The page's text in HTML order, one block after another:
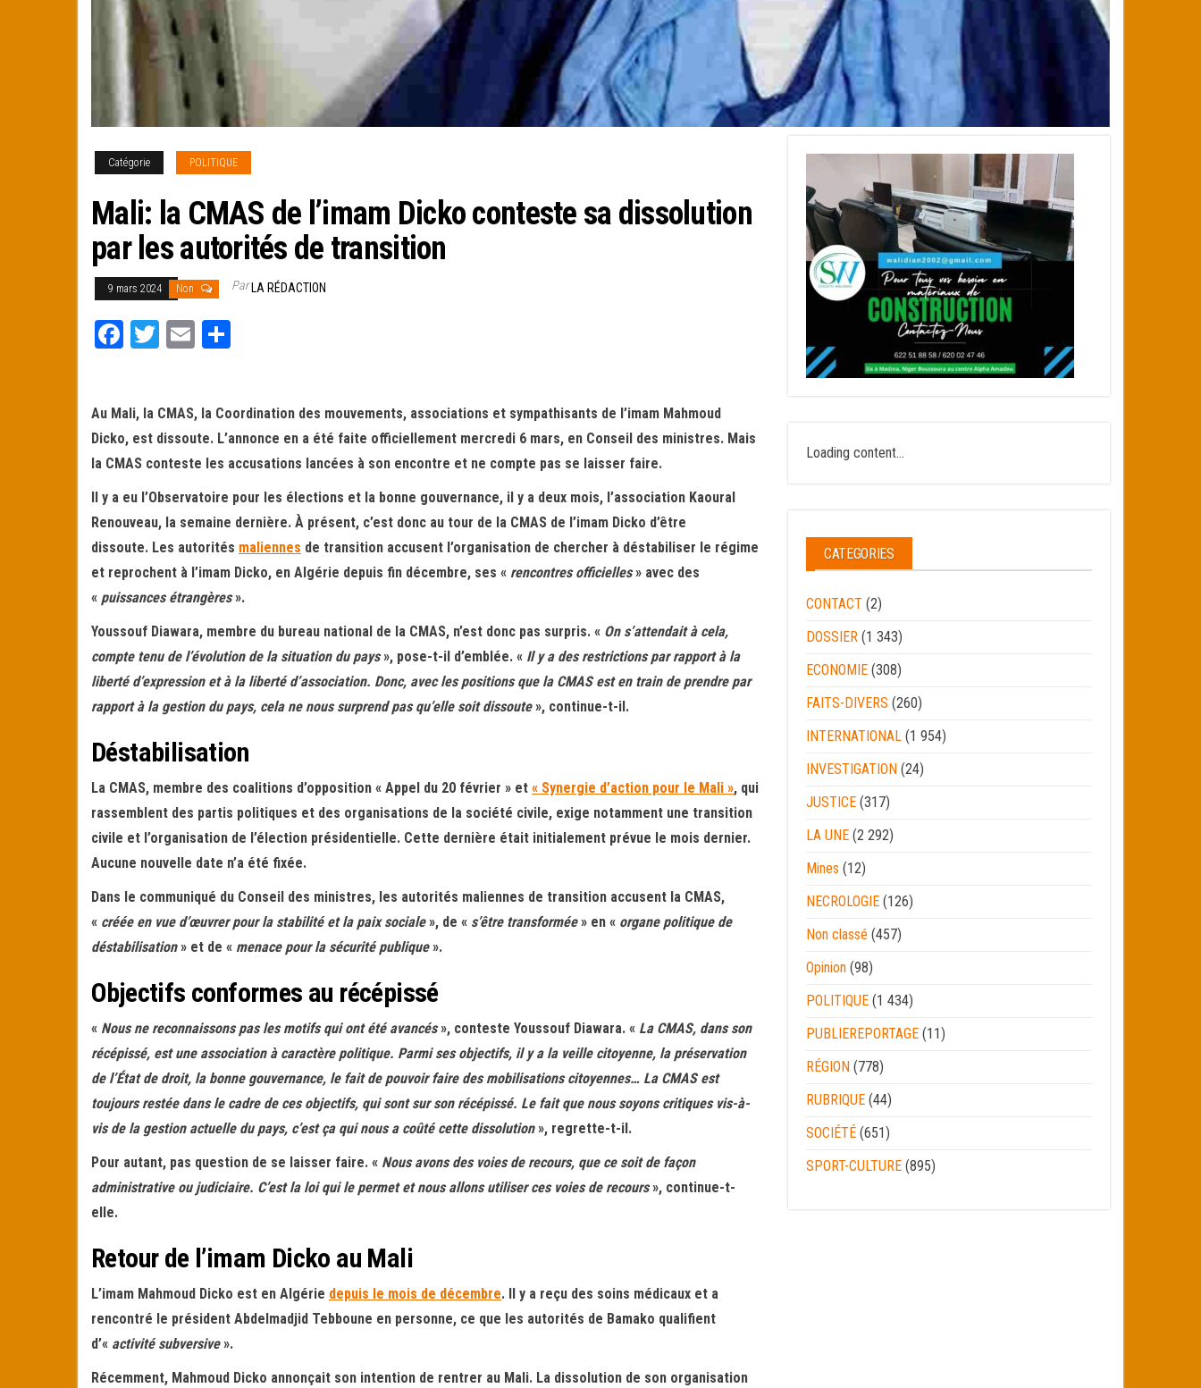
Catégorie POLITIQUE
Mali: la CMAS de l’imam Dicko conteste sa dissolution
par les autorités de transition
9 mars 2024 Non ParLA RÉDACTION
Fa
ok
T
er
E
er
Au Mali, la CMAS, la Coordination des mouvements, associations et sympathisants de l’imam Mahmoud
Dicko, est dissoute. L’annonce en a été faite officiellement mercredi 6 mars, en Conseil des ministres. Mais
la CMAS conteste les accusations lancées à son encontre et ne compte pas se laisser faire.
Il y a eu l’Observatoire pour les élections et la bonne gouvernance, il y a deux mois, l’association Kaoural
Renouveau, la semaine dernière. À présent, c’est donc au tour de la CMAS de l’imam Dicko d’être
dissoute. Les autorités maliennes de transition accusent l’organisation de chercher à déstabiliser le régime
et reprochent à l’imam Dicko, en Algérie depuis fin décembre, ses « rencontres officielles» avec des
« puissances étrangères».
Youssouf Diawara, membre du bureau national de la CMAS, n’est donc pas surpris. « On s’attendait à cela,
compte tenu de l’évolution de la situation du pays», pose-t-il d’emblée. « Il y a des restrictions par rapport à la
liberté d’expression et à la liberté d’association. Donc, avec les positions que la CMAS est en train de prendre par
rapport à la gestion du pays, cela ne nous surprend pas qu’elle soit dissoute», continue-t-il.
Déstabilisation
La CMAS, membre des coalitions d’opposition « Appel du 20 février » et « Synergie d’action pour le Mali », qui
rassemblent des partis politiques et des organisations de la société civile, exige notamment une transition
civile et l’organisation de l’élection présidentielle. Cette dernière était initialement prévue le mois dernier.
Aucune nouvelle date n’a été fixée.
Dans le communiqué du Conseil des ministres, les autorités maliennes de transition accusent la CMAS,
« créée en vue d’œuvrer pour la stabilité et la paix sociale», de « s’être transformée» en « organe politique de
déstabilisation» et de « menace pour la sécurité publique».
Objectifs conformes au récépissé
« Nous ne reconnaissons pas les motifs qui ont été avancés», conteste Youssouf Diawara. « La CMAS, dans son
récépissé, est une association à caractère politique. Parmi ses objectifs, il y a la veille citoyenne, la préservation
de l’État de droit, la bonne gouvernance, le fait de pouvoir faire des mobilisations citoyennes… La CMAS est
toujours restée dans le cadre de ces objectifs, qui sont sur son récépissé. Le fait que nous soyons critiques vis-à-
vis de la gestion actuelle du pays, c’est ça qui nous a coûté cette dissolution», regrette-t-il.
Pour autant, pas question de se laisser faire. « Nous avons des voies de recours, que ce soit de façon
administrative ou judiciaire. C’est la loi qui le permet et nous allons utiliser ces voies de recours», continue-t-
elle.
Retour de l’imam Dicko au Mali
L’imam Mahmoud Dicko est en Algérie depuis le mois de décembre. Il y a reçu des soins médicaux et a
rencontré le président Abdelmadjid Tebboune en personne, ce que les autorités de Bamako qualifient
d’« activité subversive».
Récemment, Mahmoud Dicko annonçait son intention de rentrer au Mali. La dissolution de son organisation
Loading content...
CATEGORIES
CONTACT (2)
DOSSIER (1 343)
ECONOMIE (308)
FAITS-DIVERS (260)
INTERNATIONAL (1 954)
INVESTIGATION (24)
JUSTICE (317)
LA UNE (2 292)
Mines (12)
NECROLOGIE (126)
Non classé (457)
Opinion (98)
POLITIQUE (1 434)
PUBLIEREPORTAGE (11)
RÉGION (778)
RUBRIQUE (44)
SOCIÉTÉ (651)
SPORT-CULTURE (895)